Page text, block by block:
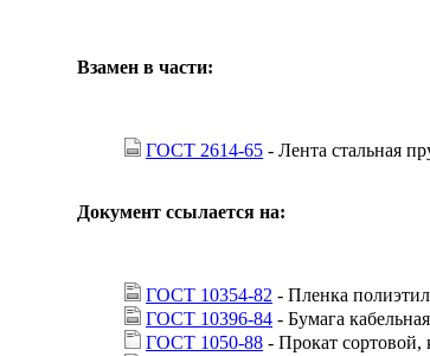
Взамен в части:
ГОСТ 2614-65 - Лента стальная
Документ ссылается на:
ГОСТ 10354-82 - Пленка
ГОСТ 10396-84 - Бумага
ГОСТ 1050-88 - Прокат сортовой,